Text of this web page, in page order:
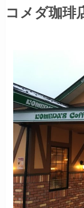
コメダ珈琲